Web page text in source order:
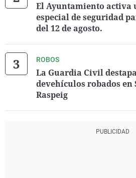
El Ayuntamiento activa
especial de seguridad
del 12 de agosto.
ROBOS
La Guardia Civil
devehículos robados en
Raspeig